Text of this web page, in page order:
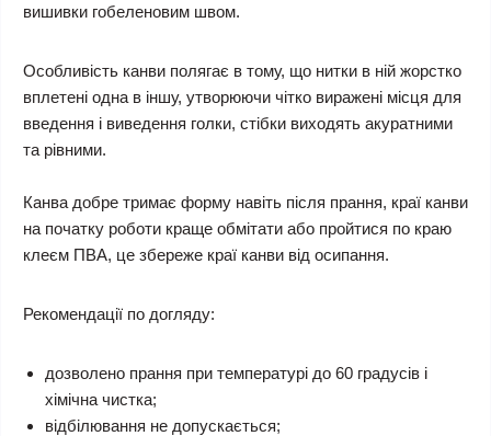
вишивки гобеленовим швом.
Особливість канви полягає в тому, що нитки в ній жорстко
вплетені одна в іншу, утворюючи чітко виражені місця для
введення і виведення голки, стібки виходять акуратними
та рівними.
Канва добре тримає форму навіть після прання, краї канви
на початку роботи краще обмітати або пройтися по краю
клеєм ПВА, це збереже краї канви від осипання.
Рекомендації по догляду:
дозволено прання при температурі до 60 градусів і
хімічна чистка;
відбілювання не допускається;